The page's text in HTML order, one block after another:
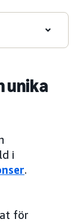
unika
i
.
för